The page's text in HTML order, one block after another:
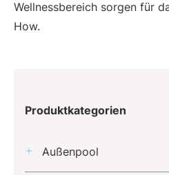
Wellnessbereich sorgen für
How.
Produktkategorien
Außenpool